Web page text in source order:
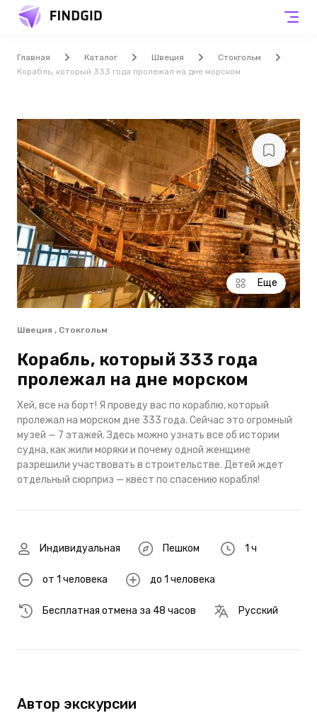
Главная Каталог Швеция
Стокгольм
Корабль, который 333 года пролежал на дне морском
Еще
Швеция , Стокгольм
Корабль, который 333 года
пролежал на дне морском
Хей, все на борт! Я проведу вас по кораблю, который
пролежал на морском дне 333 года. Сейчас это огромный
музей — 7 этажей. Здесь можно узнать все об истории
судна, как жили моряки и почему одной женщине
разрешили участвовать в строительстве. Детей ждет
отдельный сюрприз — квест по спасению корабля!
Индивидуальная Пешком 1 ч
от 1 человека до 1 человека
Бесплатная отмена за 48 часов Русский
Автор экскурсии